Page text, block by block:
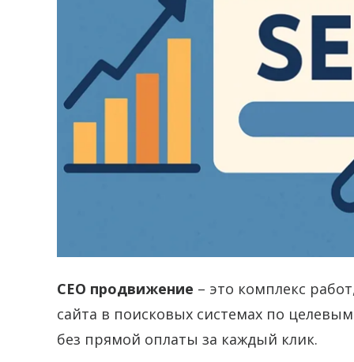
СЕО продвижение – это комплекс
сайта в поисковых системах по
без прямой оплаты за каждый клик.